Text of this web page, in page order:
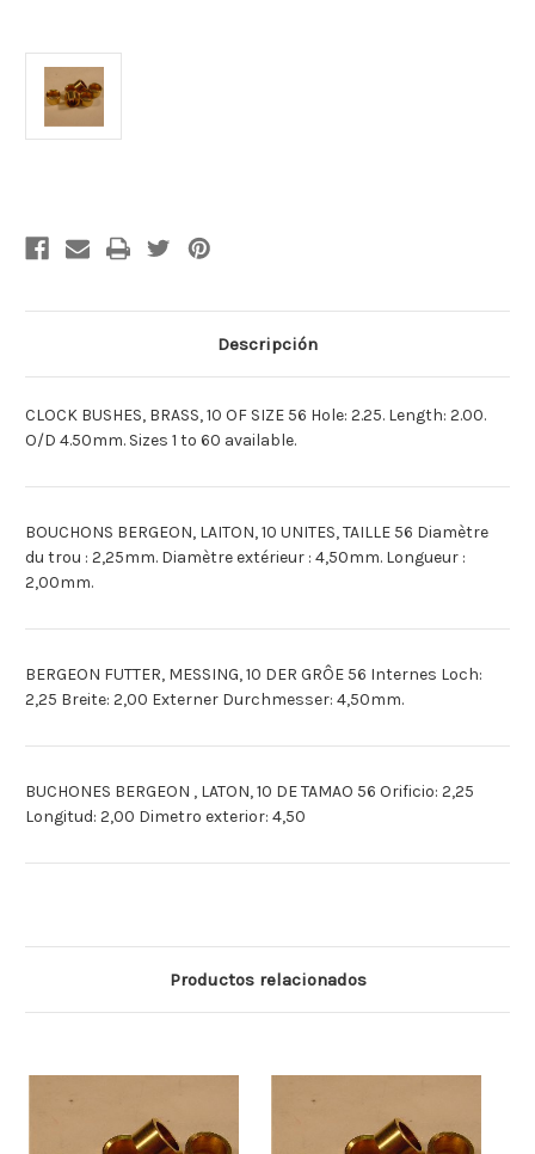
de
Descripción
CLOCK BUSHES, BRASS, 10 OF SIZE 56 Hole: 2.25. Length: 2.00.
O/D 4.50mm. Sizes 1 to 60 available.
BOUCHONS BERGEON, LAITON, 10 UNITES, TAILLE 56 Diamètre
du trou : 2,25mm. Diamètre extérieur : 4,50mm. Longueur :
2,00mm.
BERGEON FUTTER, MESSING, 10 DER GRÔE 56 Internes Loch:
2,25 Breite: 2,00 Externer Durchmesser: 4,50mm.
BUCHONES BERGEON , LATON, 10 DE TAMAO 56 Orificio: 2,25
Longitud: 2,00 Dimetro exterior: 4,50
Productos relacionados